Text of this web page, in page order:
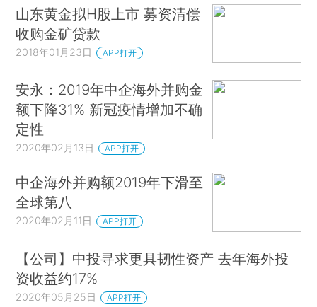
山东黄金拟H股上市 募资清偿
收购金矿贷款
2018年01月23日 APP打开
安永：2019年中企海外并购金
额下降31% 新冠疫情增加不确
定性
2020年02月13日 APP打开
中企海外并购额2019年下滑至
全球第八
2020年02月11日 APP打开
【公司】中投寻求更具韧性资产 去年海外投
资收益约17%
2020年05月25日 APP打开